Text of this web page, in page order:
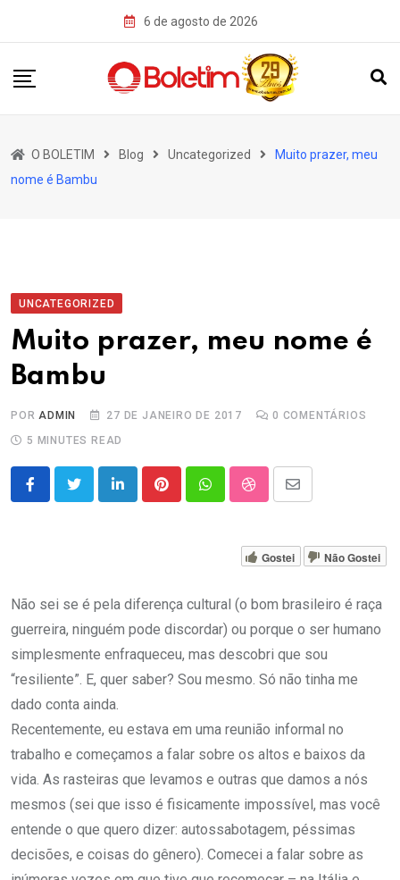
6 de agosto de 2026
O BOLETIM Blog Uncategorized
Muito prazer, meu
nome é Bambu
UNCATEGORIZED
Muito prazer, meu nome é
Bambu
PORADMIN 27 DE JANEIRO DE 2017 0 COMENTÁRIOS
5 MINUTES READ
LinkedInPinterestWhatsappStumbleUpon
Share
Email
Gostei Não Gostei
Não sei se é pela diferença cultural (o bom brasileiro é raça
guerreira, ninguém pode discordar) ou porque o ser humano
simplesmente enfraqueceu, mas descobri que sou
“resiliente”. E, quer saber? Sou mesmo. Só não tinha me
dado conta ainda.
Recentemente, eu estava em uma reunião informal no
trabalho e começamos a falar sobre os altos e baixos da
vida. As rasteiras que levamos e outras que damos a nós
mesmos (sei que isso é fisicamente impossível, mas você
entende o que quero dizer: autossabotagem, péssimas
decisões, e coisas do gênero). Comecei a falar sobre as